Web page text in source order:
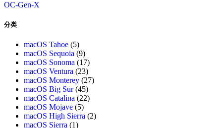
OC-Gen-X
分类
macOS Tahoe (5)
macOS Sequoia (9)
macOS Sonoma (17)
macOS Ventura (23)
macOS Monterey (27)
macOS Big Sur(45)
macOS Catalina (22)
macOS Mojave (5)
macOS High Sierra (2)
macOS Sierra (1)